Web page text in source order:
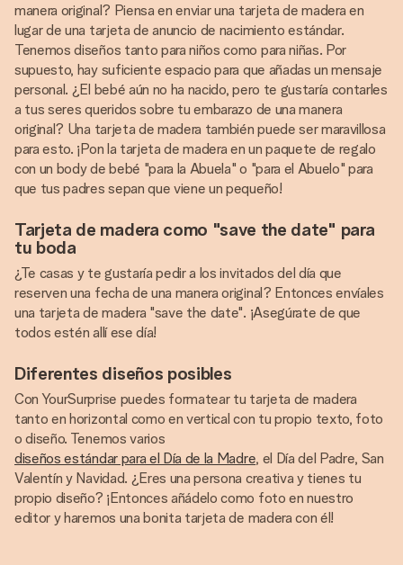
manera original? Piensa en enviar una tarjeta de madera en
lugar de una tarjeta de anuncio de nacimiento estándar.
Tenemos diseños tanto para niños como para niñas. Por
supuesto, hay suficiente espacio para que añadas un mensaje
personal. ¿El bebé aún no ha nacido, pero te gustaría contarles
a tus seres queridos sobre tu embarazo de una manera
original? Una tarjeta de madera también puede ser maravillosa
para esto. ¡Pon la tarjeta de madera en un paquete de regalo
con un body de bebé "para la Abuela" o "para el Abuelo" para
que tus padres sepan que viene un pequeño!
Tarjeta de madera como "save the date" para
tu boda
¿Te casas y te gustaría pedir a los invitados del día que
reserven una fecha de una manera original? Entonces envíales
una tarjeta de madera "save the date". ¡Asegúrate de que
todos estén allí ese día!
Diferentes diseños posibles
Con YourSurprise puedes formatear tu tarjeta de madera
tanto en horizontal como en vertical con tu propio texto, foto
o diseño. Tenemos varios
diseños estándar para el Día de la Madre, el Día del Padre, San
Valentín y Navidad. ¿Eres una persona creativa y tienes tu
propio diseño? ¡Entonces añádelo como foto en nuestro
editor y haremos una bonita tarjeta de madera con él!